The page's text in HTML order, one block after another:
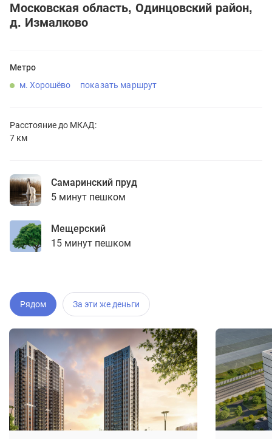
Московская область Одинцовский район
д. Измалково
Метро
м. Хорошёво
показать маршрут
Расстояние до МКАД:
7 км
Самаринский пруд
5 минут пешком
Мещерский
15 минут пешком
Рядом За эти же деньги